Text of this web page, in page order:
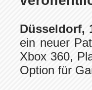
Düsseldorf,
ein neuer
Xbox 360,
Option für